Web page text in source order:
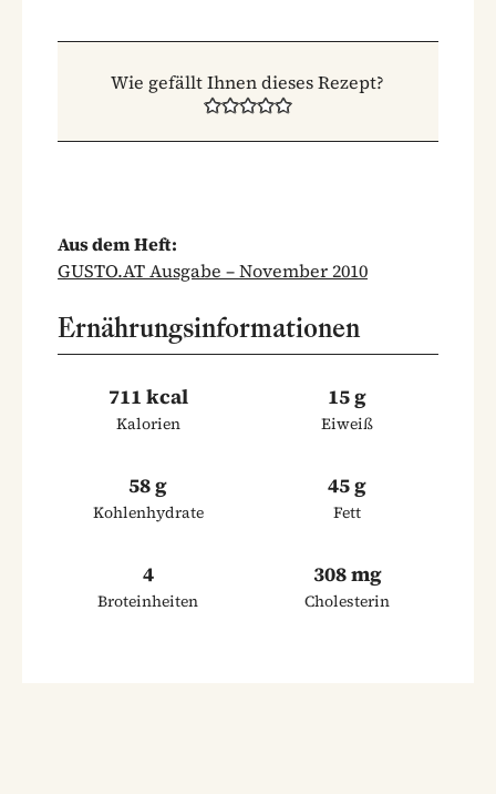
Wie gefällt Ihnen dieses Rezept?
Aus dem Heft:
GUSTO.AT Ausgabe – November 2010
Ernährungsinformationen
711 kcal
Kalorien
15 g
Eiweiß
58 g
Kohlenhydrate
45 g
Fett
4
Broteinheiten
308 mg
Cholesterin